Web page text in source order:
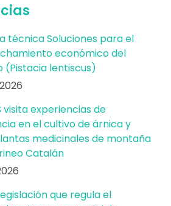
técnica Soluciones para el
económico del
(Pistacia lentiscus)
visita experiencias de
en el cultivo de árnica y
medicinales de montaña
Catalán
que regula el